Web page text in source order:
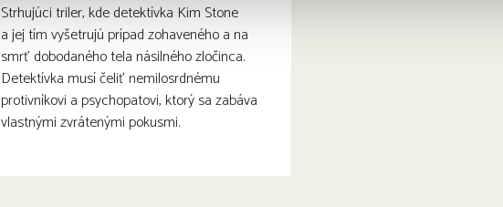
Strhujúci triler, kde detektívka Kim Stone
a jej tím vyšetrujú prípad zohaveného a na
smrť dobodaného tela násilného zločinca.
Detektívka musí čeliť nemilosrdnému
protivníkovi a psychopatovi, ktorý sa zabáva
vlastnými zvrátenými pokusmi.